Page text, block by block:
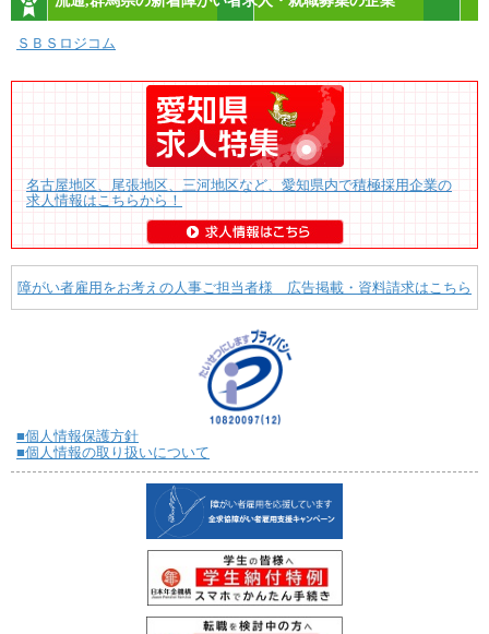
ＳＢＳロジコム
名古屋地区、尾張地区、三河地区など、愛知県内で積極採用企業の
求人情報はこちらから！
障がい者雇用をお考えの人事ご担当者様 広告掲載・資料請求はこちら
■個人情報保護方針
■個人情報の取り扱いについて